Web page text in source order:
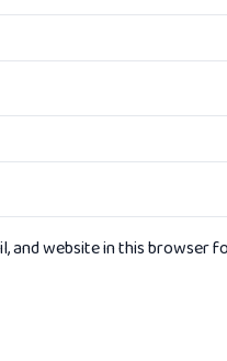
and website in this browser